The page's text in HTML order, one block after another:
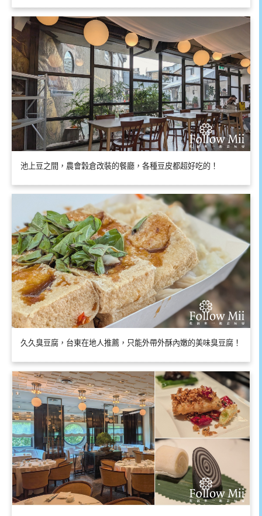
池上豆之間，農會穀倉改裝的餐廳，各種豆皮都超好吃的！
久久臭豆腐，台東在地人推薦，只能外帶外酥內嫩的美味臭豆腐！